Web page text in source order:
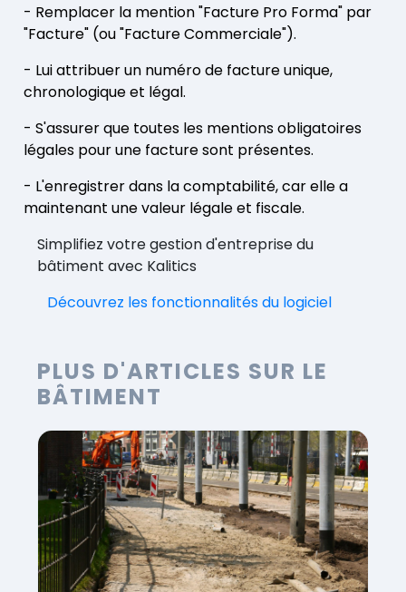
- Remplacer la mention "Facture Pro Forma" par
"Facture" (ou "Facture Commerciale").
- Lui attribuer un numéro de facture unique,
chronologique et légal.
- S'assurer que toutes les mentions obligatoires
légales pour une facture sont présentes.
- L'enregistrer dans la comptabilité, car elle a
maintenant une valeur légale et fiscale.
Simplifiez votre gestion d'entreprise du
bâtiment avec Kalitics
Découvrez les fonctionnalités du logiciel
PLUS D'ARTICLES SUR LE
BÂTIMENT